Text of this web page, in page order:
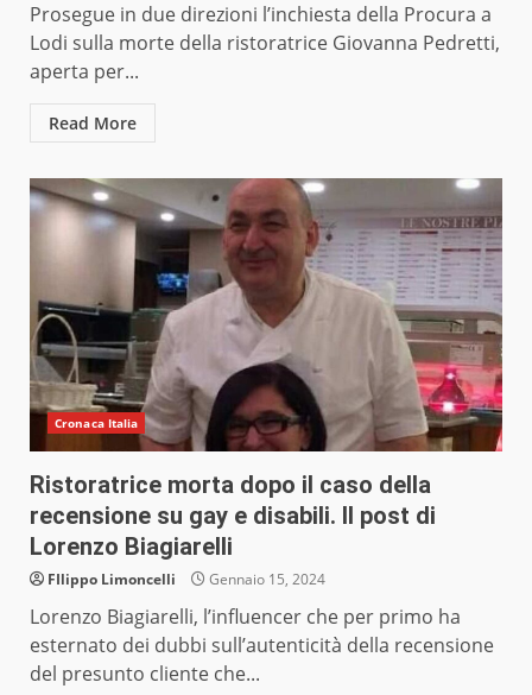
Prosegue in due direzioni l’inchiesta della Procura a
Lodi sulla morte della ristoratrice Giovanna Pedretti,
aperta per...
Read More
Cronaca Italia
Ristoratrice morta dopo il caso della
recensione su gay e disabili. Il post di
Lorenzo Biagiarelli
FIlippo Limoncelli Gennaio 15, 2024
Lorenzo Biagiarelli, l’influencer che per primo ha
esternato dei dubbi sull’autenticità della recensione
del presunto cliente che...